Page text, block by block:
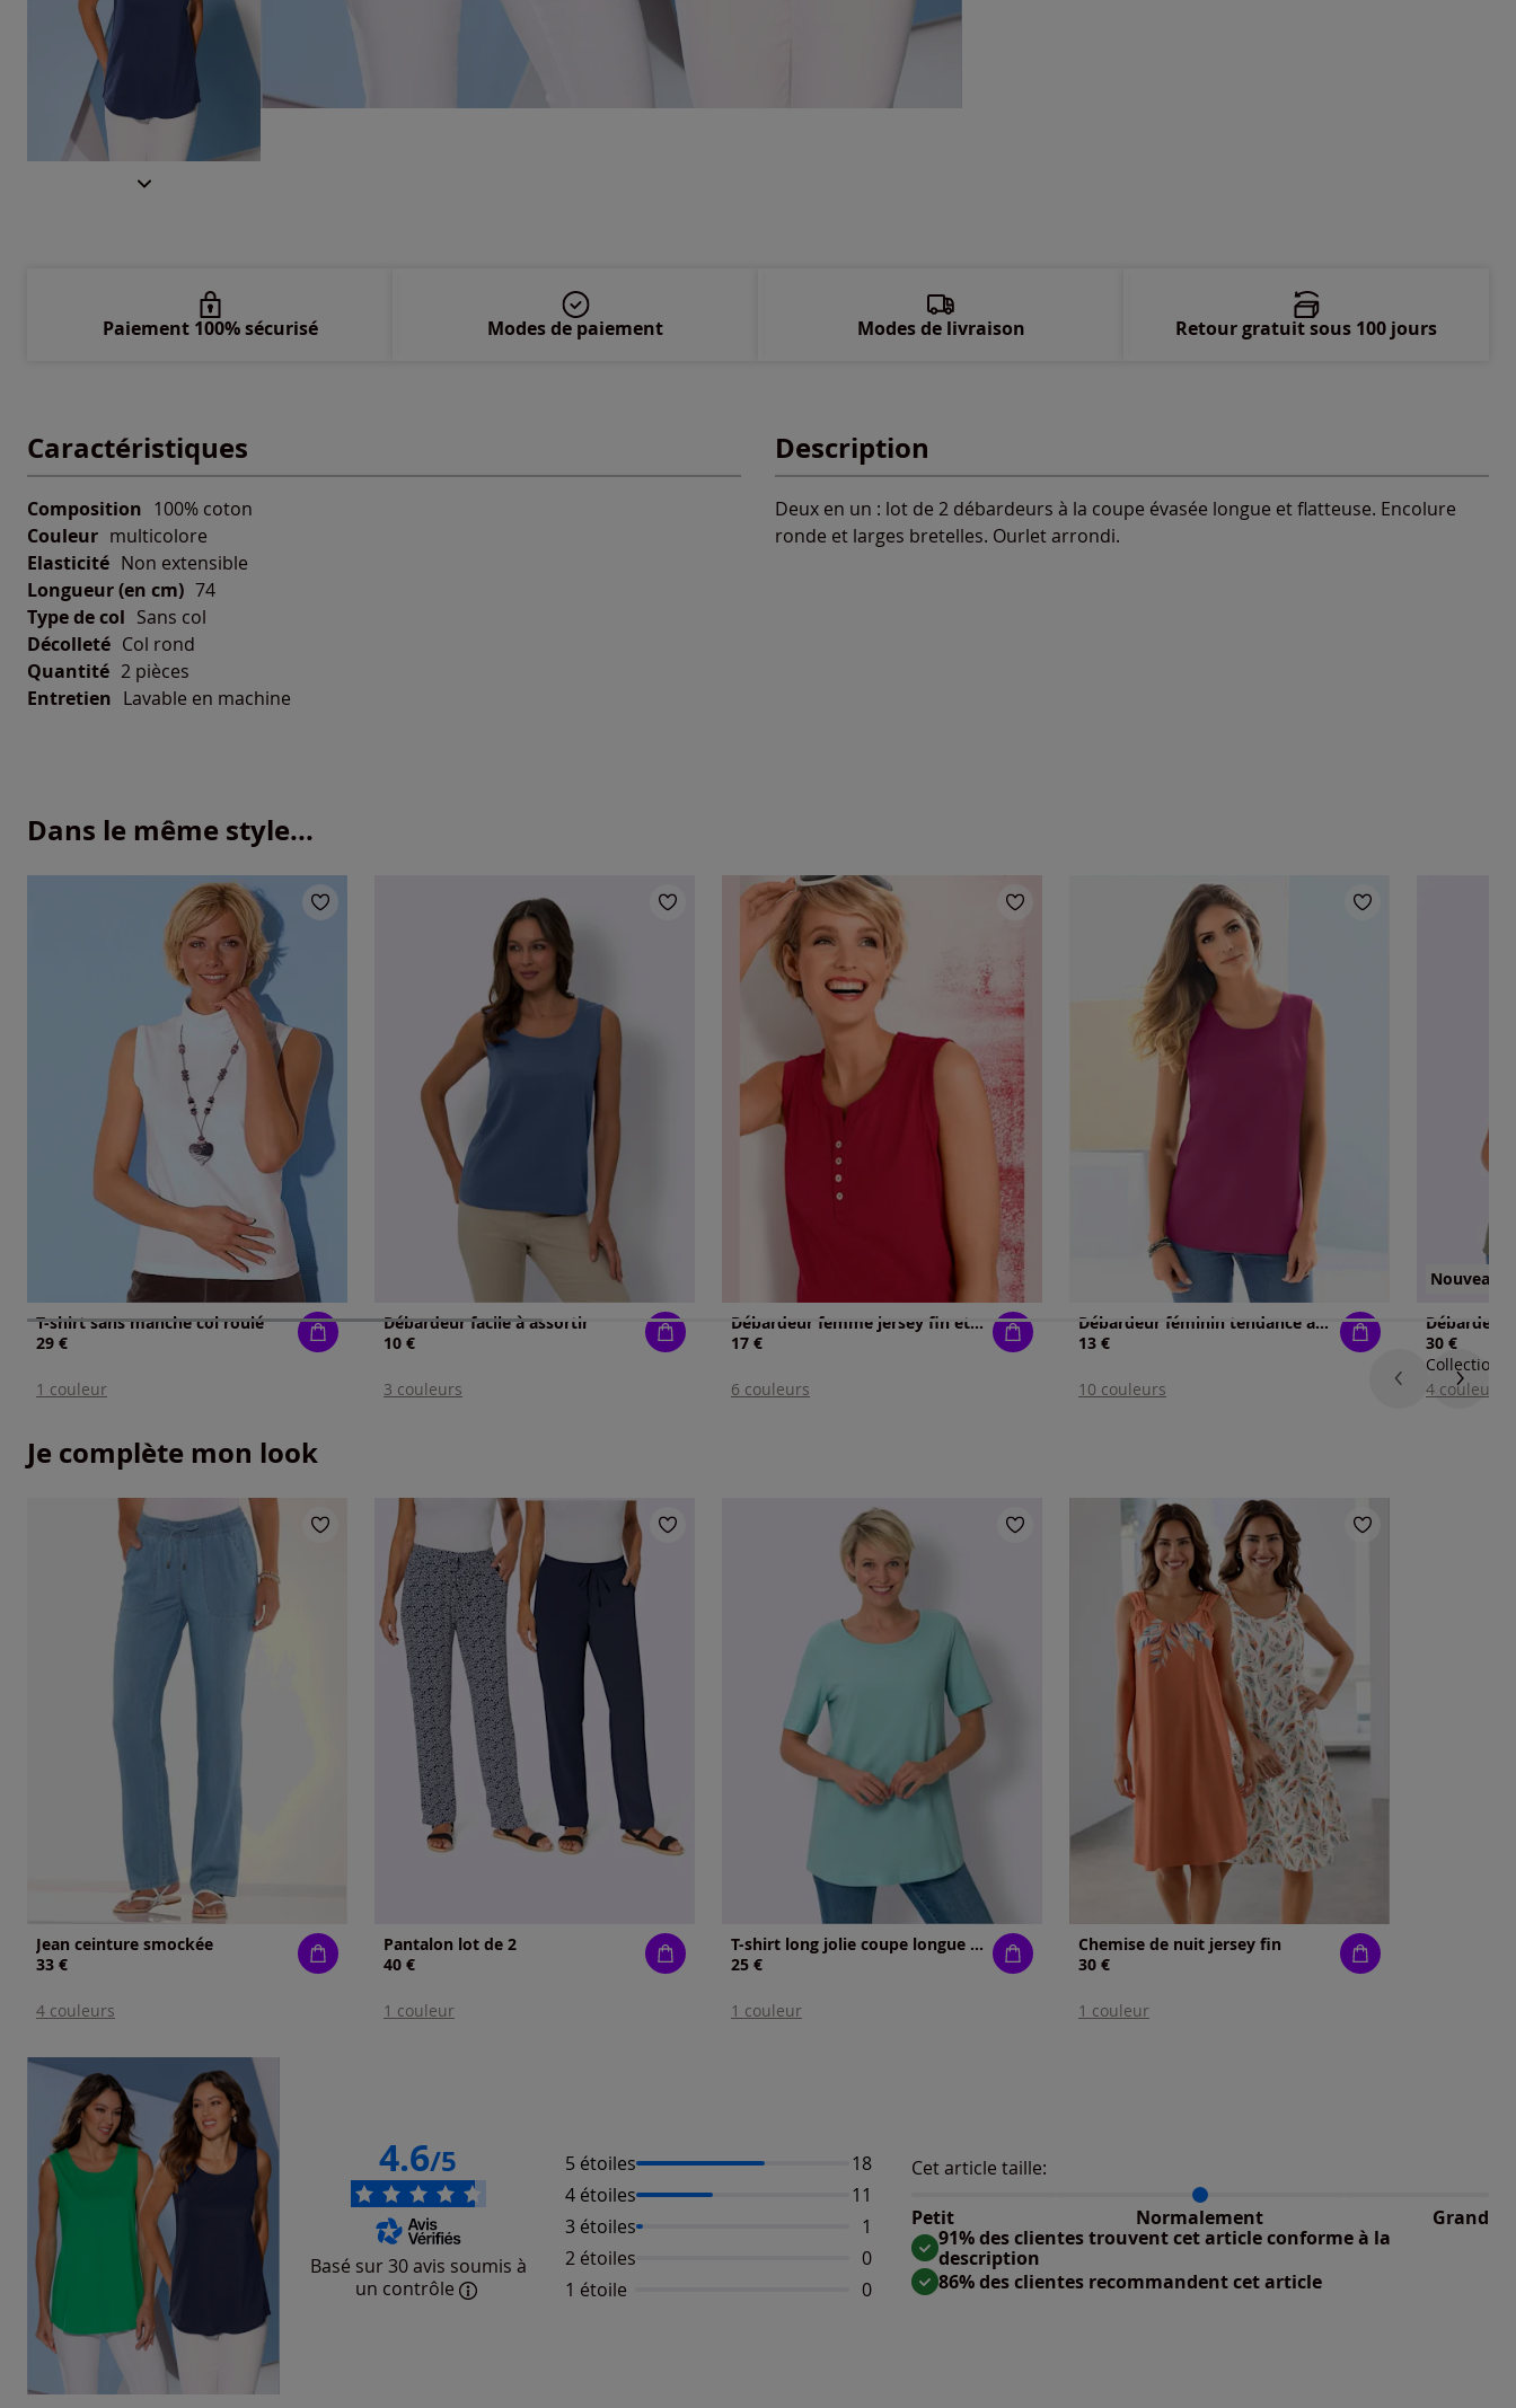
Caractéristiques
Composition 100% coton
Couleur multicolore
Elasticité Non extensible
Longueur (en cm) 74
Type de col Sans col
Décolleté Col rond
Quantité 2 pièces
Entretien Lavable en machine
Description
Deux en un : lot de 2 débardeurs à la coupe évasée longue et flatteuse. Encolure
ronde et larges bretelles. Ourlet arrondi.
Paiement 100% sécurisé Modes de paiement Modes de livraison Retour gratuit sous 100 jours
Dans le même style...
T-shirt sans manche col roulé
29 €
1 couleur
Débardeur facile à assortir
10 €
3 couleurs
Débardeur femme jersey fin et boutons nacrés
17 €
6 couleurs
Débardeur féminin tendance avec encolure arrondie
13 €
10 couleurs
Nouveau
Débardeur
30 €
Collection L
4 couleurs
Je complète mon look
Jean ceinture smockée
33 €
4 couleurs
Pantalon lot de 2
40 €
1 couleur
T-shirt long jolie coupe longue moderne
25 €
1 couleur
Chemise de nuit jersey fin
30 €
1 couleur
4.6/5
Basé sur 30 avis soumis à
un contrôle
5 étoiles Nombre d'avis :
18
4 étoiles
Nombre d'avis :
11
3 étoiles
Nombre d'avis :
1
2 étoiles
Aucun avis disponible
0
1 étoile
Aucun avis disponible
0
Cet article taille:
Petit
Normalement Grand
Répartition du taillant selon les avis clients
Taille grand : 0%
91% des clientes trouvent cet article conforme à la
description
86% des clientes recommandent cet article